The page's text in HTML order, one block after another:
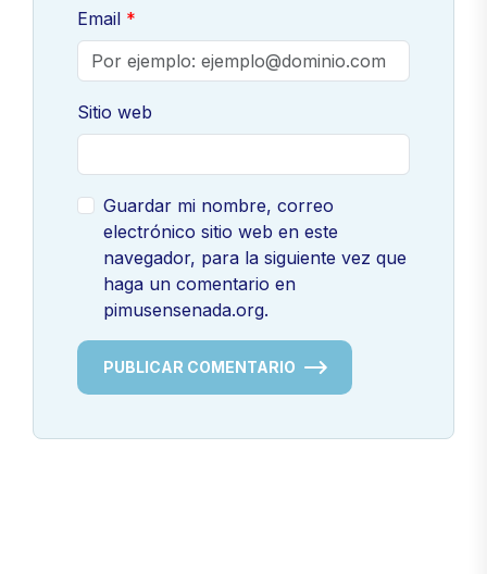
Email
Sitio web
Guardar mi nombre, correo
electrónico sitio web en este
navegador, para la siguiente vez que
haga un comentario en
pimusensenada.org.
PUBLICAR COMENTARIO